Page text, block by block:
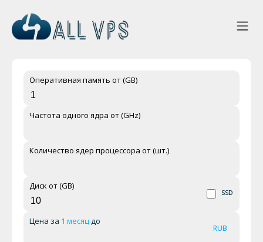
Оперативная память от (GB)
Частота одного ядра от (GHz)
Количество ядер процессора от (шт.)
Диск от (GB)
SSD
Цена за 1 месяцдо
RUB